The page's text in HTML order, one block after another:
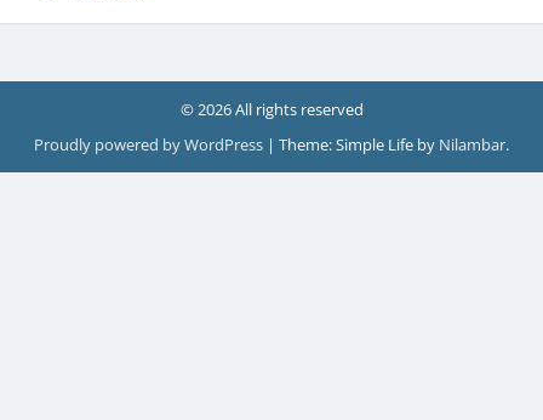
© 2026 All rights reserved
Proudly powered by WordPress | Theme: Simple Life by Nilambar.